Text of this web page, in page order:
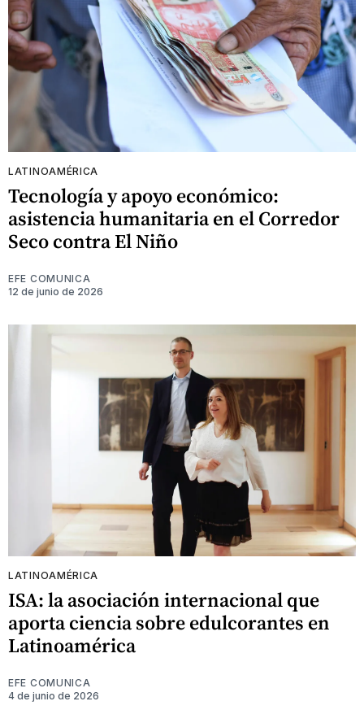
LATINOAMÉRICA
Tecnología y apoyo económico:
asistencia humanitaria en el Corredor
Seco contra El Niño
EFE COMUNICA
12 de junio de 2026
LATINOAMÉRICA
ISA: la asociación internacional que
aporta ciencia sobre edulcorantes en
Latinoamérica
EFE COMUNICA
4 de junio de 2026